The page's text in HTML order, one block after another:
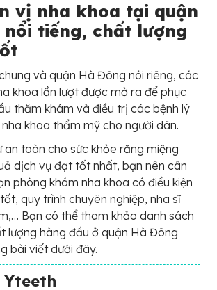
vị nha khoa tại quận
tiếng, chất lượng
và quận Hà Đông nói riêng, các
khoa lần lượt được mở ra để phục
thăm khám và điều trị các bệnh lý
khoa thẩm mỹ cho người dân.
toàn cho sức khỏe răng miệng
dịch vụ đạt tốt nhất, bạn nên cân
phòng khám nha khoa có điều kiện
quy trình chuyên nghiệp, nha sĩ
Bạn có thể tham khảo danh sách
lượng hàng đầu ở quận Hà Đông
bài viết dưới đây.